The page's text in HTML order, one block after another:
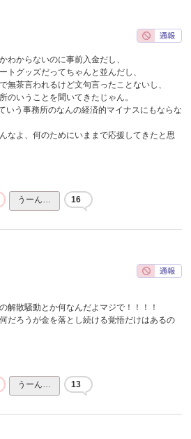
わからないのに事前入金だし、
トグッズだってちゃんと並んだし、
無茶言われるけど文句言ったことないし、
のいうことを聞いてきたじゃん。
いう事務所のなんの経済的マイナスにもならな
なよ、何のためにいままで応援してきたと思
うーん… 16
解散騒動とか何なんだよマジで！！！！
だろうが金を落とし続ける覚悟だけはあるの
うーん… 13